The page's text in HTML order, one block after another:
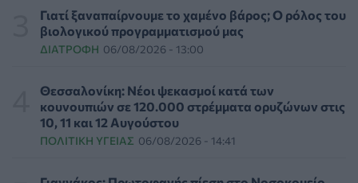
και στα φάρμακα
ΥΓΕΊΑ 07/08/2026 - 17:17
μοιράστηκε επί τρία χρόνια τη μάχη της με σπάνιο
καρκίνο
ΕΠΙΚΑΙΡΌΤΗΤΑ 07/08/2026 - 16:41
αποτέλεσμα σύμφωνα με ειδικό στην παχυσαρκία
Γιατί ξαναπαίρνουμε το χαμένο βάρος; Ο ρόλος του
βιολογικού προγραμματισμού μας
ΔΙΑΤΡΟΦΉ 06/08/2026 - 13:00
Θεσσαλονίκη: Νέοι ψεκασμοί κατά των
κουνουπιών σε 120.000 στρέμματα ορυζώνων στις
10, 11 και 12 Αυγούστου
ΠΟΛΙΤΙΚΉ ΥΓΕΊΑΣ 06/08/2026 - 14:41